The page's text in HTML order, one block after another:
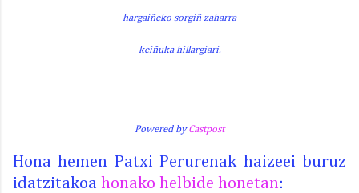
hargaiñeko sorgiñ zaharra
keiñuka hillargiari.
Powered byCastpost
Hona hemen Patxi Perurenak haizeei buruz
idatzitakoa honako helbide honetan: